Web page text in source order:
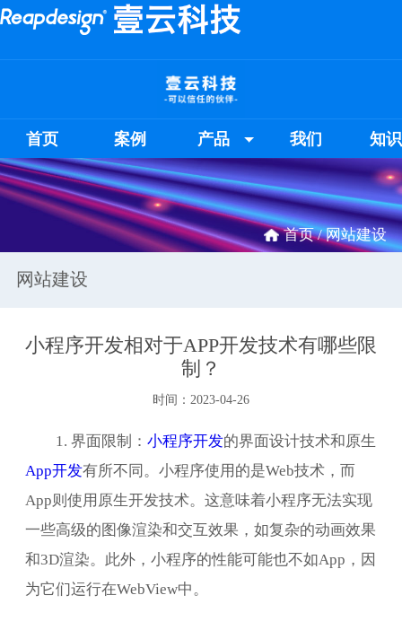
首页 案例 产品 我们 知
首页 /网站建设
网站建设
小程序开发相对于APP开发技术有哪些限
制？
时间：2023-04-26
1. 界面限制： 小程序开发的界面设计技术和原生
App开发有所不同。小程序使用的是Web技术，而
App则使用原生开发技术。这意味着小程序无法实现
一些高级的图像渲染和交互效果，如复杂的动画效果
和3D渲染。此外，小程序的性能可能也不如App，因
为它们运行在WebView中。